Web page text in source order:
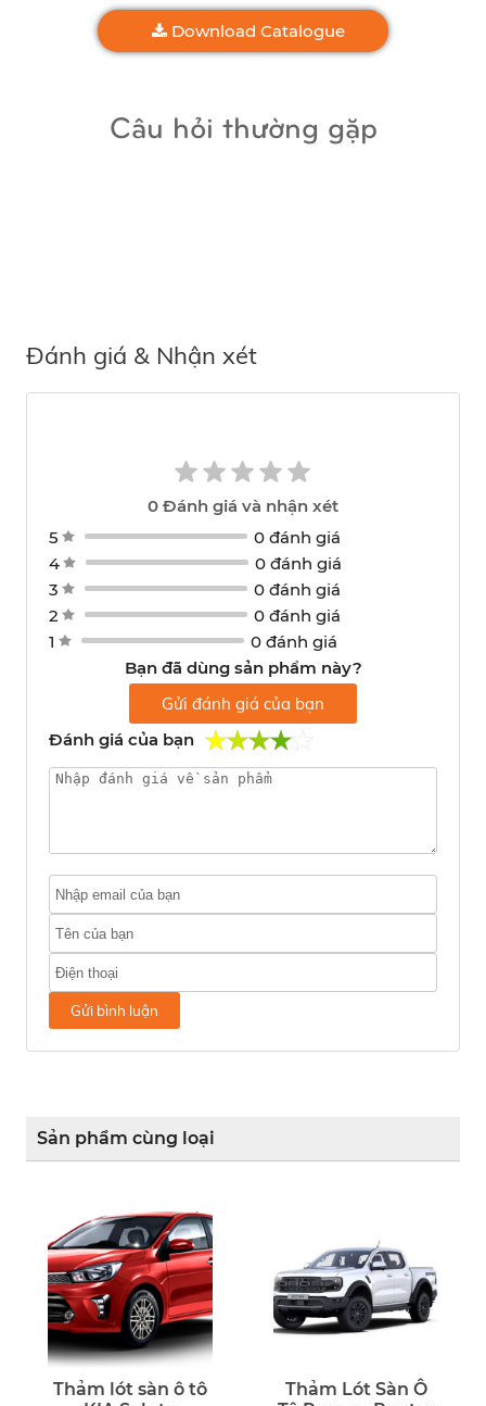
Download Catalogue
Câu hỏi thường gặp
Đánh giá & Nhận xét
0 Đánh giá và nhận xét
5
0 đánh giá
4
0 đánh giá
3
0 đánh giá
2
0 đánh giá
1
0 đánh giá
Bạn đã dùng sản phẩm này?
Gửi đánh giá của bạn
Đánh giá của bạn
Gửi bình luận
Sản phẩm cùng loại
Thảm lót sàn ô tô
Thảm Lót Sàn Ô